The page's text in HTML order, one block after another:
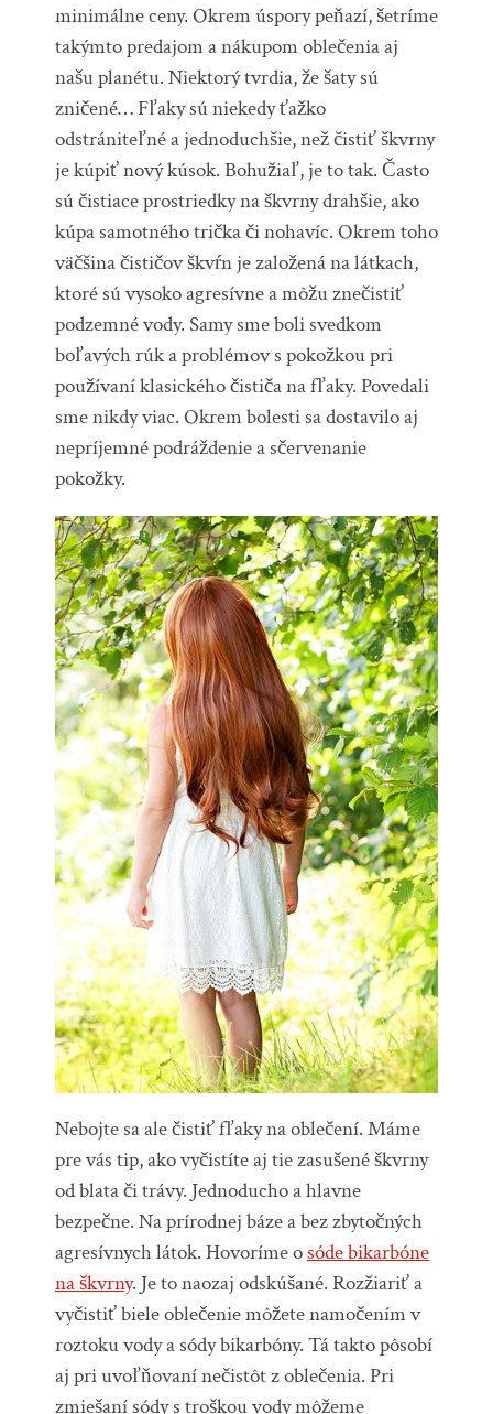
minimálne ceny. Okrem úspory peňazí, šetríme
takýmto predajom a nákupom oblečenia aj
našu planétu. Niektorý tvrdia, že šaty sú
zničené… Fľaky sú niekedy ťažko
odstrániteľné a jednoduchšie, než čistiť škvrny
je kúpiť nový kúsok. Bohužiaľ, je to tak. Často
sú čistiace prostriedky na škvrny drahšie, ako
kúpa samotného trička či nohavíc. Okrem toho
väčšina čističov škvŕn je založená na látkach,
ktoré sú vysoko agresívne a môžu znečistiť
podzemné vody. Samy sme boli svedkom
boľavých rúk a problémov s pokožkou pri
používaní klasického čističa na fľaky. Povedali
sme nikdy viac. Okrem bolesti sa dostavilo aj
nepríjemné podráždenie a sčervenanie
pokožky.
Nebojte sa ale čistiť fľaky na oblečení. Máme
pre vás tip, ako vyčistíte aj tie zasušené škvrny
od blata či trávy. Jednoducho a hlavne
bezpečne. Na prírodnej báze a bez zbytočných
agresívnych látok. Hovoríme osóde bikarbóne
na škvrny. Je to naozaj odskúšané. Rozžiariť a
vyčistiť biele oblečenie môžete namočením v
roztoku vody a sódy bikarbóny. Tá takto pôsobí
aj pri uvoľňovaní nečistôt z oblečenia. Pri
zmiešaní sódy s troškou vody môžeme